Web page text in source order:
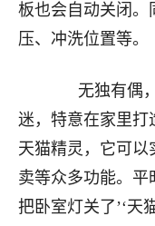
板也会自动关闭。
压、冲洗位置等。
无独有偶，
迷，特意在家里打
天猫精灵，它可
卖等众多功能。平
把卧室灯关了’‘天